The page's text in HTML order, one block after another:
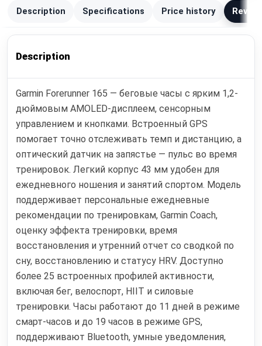
Description Specifications Price history
Description
Garmin Forerunner 165 — беговые часы с ярким 1,2-
дюймовым AMOLED-дисплеем, сенсорным
управлением и кнопками. Встроенный GPS
помогает точно отслеживать темп и дистанцию, а
оптический датчик на запястье — пульс во время
тренировок. Легкий корпус 43 мм удобен для
ежедневного ношения и занятий спортом. Модель
поддерживает персональные ежедневные
рекомендации по тренировкам, Garmin Coach,
оценку эффекта тренировки, время
восстановления и утренний отчет со сводкой по
сну, восстановлению и статусу HRV. Доступно
более 25 встроенных профилей активности,
включая бег, велоспорт, HIIT и силовые
тренировки. Часы работают до 11 дней в режиме
смарт-часов и до 19 часов в режиме GPS,
поддерживают Bluetooth, умные уведомления,